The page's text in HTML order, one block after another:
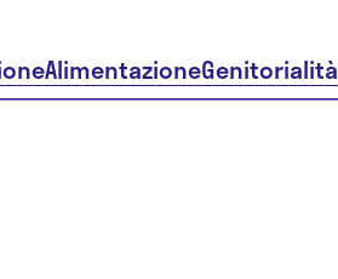
AlimentazioneGenitorialità